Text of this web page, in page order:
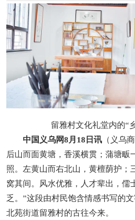
留雅村文化礼堂内的“
中国义乌网8月18日讯 （义乌
后山而面黄塘，香溪横贯；蒲塘畈
照。左黄山而右北山，黄檀荫护；
窝其间。风水优雅，人才辈出，儒
乏。”这段由村民饱含情感书写的
北苑街道留雅村的古往今来。